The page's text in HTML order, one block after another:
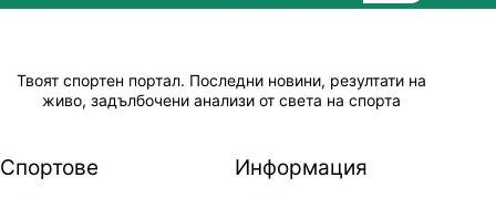
Твоят спортен портал. Последни новини, резултати на
живо, задълбочени анализи от света на спорта
Спортове Информация